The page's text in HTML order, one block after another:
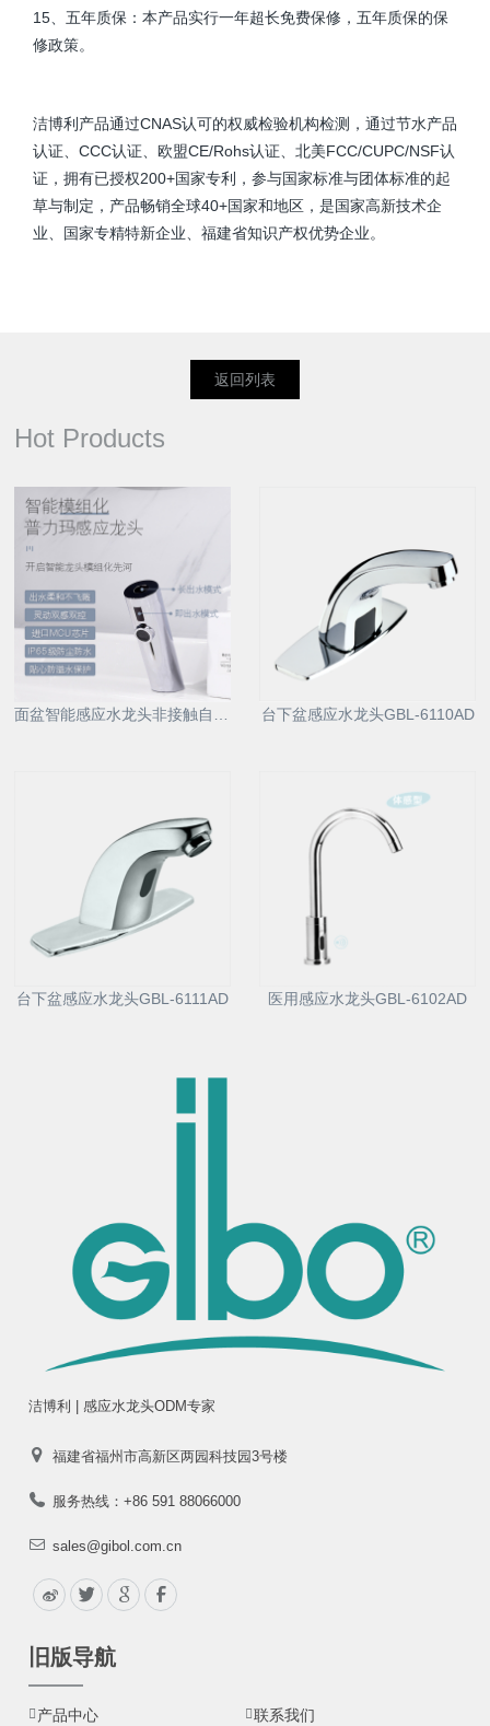
15、五年质保：本产品实行一年超长免费保修，五年质保的保
修政策。
洁博利产品通过CNAS认可的权威检验机构检测，通过节水产品
认证、CCC认证、欧盟CE/Rohs认证、北美FCC/CUPC/NSF认
证，拥有已授权200+国家专利，参与国家标准与团体标准的起
草与制定，产品畅销全球40+国家和地区，是国家高新技术企
业、国家专精特新企业、福建省知识产权优势企业。
返回列表
Hot Products
面盆智能感应水龙头非接触自动洗手器6161D 台下盆感应水龙头GBL-6110AD
台下盆感应水龙头GBL-6111AD 医用感应水龙头GBL-6102AD
洁博利 | 感应水龙头ODM专家
福建省福州市高新区两园科技园3号楼
服务热线：+86 591 88066000
sales@gibol.com.cn
旧版导航
产品中心 联系我们